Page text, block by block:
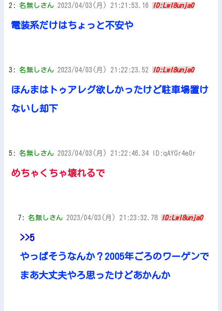
2: 名無しさん 2023/04/03(月) 21:21:53.16 ID:LwI8unja0
電装系だけはちょっと不安や
3: 名無しさん 2023/04/03(月) 21:22:23.52 ID:LwI8unja0
ほんまはトゥアレグ欲しかったけど駐車場置け
ないし却下
5: 名無しさん 2023/04/03(月) 21:22:46.34 ID:qAYGr4e0r
めちゃくちゃ壊れるで
7: 名無しさん 2023/04/03(月) 21:23:32.78 ID:LwI8unja0
>>5
やっぱそうなんか？2005年ごろのワーゲンで
まあ大丈夫やろ思ったけどあかんか